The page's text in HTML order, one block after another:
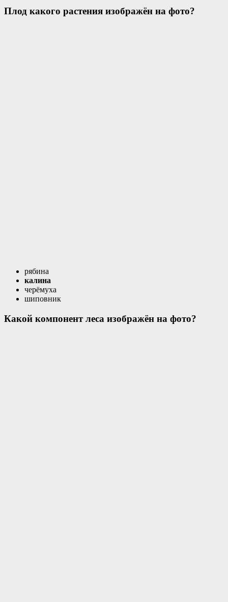
Плод какого растения изображён на фото?
рябина
калина
черёмуха
шиповник
Какой компонент леса изображён на фото?